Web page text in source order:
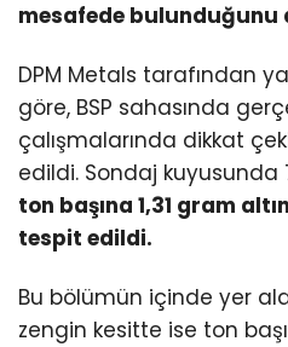
mesafede bulunduğunu
DPM Metals tarafından
göre, BSP sahasında
çalışmalarında dikkat
edildi. Sondaj kuyusunda
ton başına 1,31 gram
tespit edildi.
Bu bölümün içinde yer
zengin kesitte ise ton